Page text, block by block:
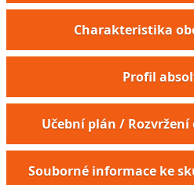
Charakteristika
Profil
Učební plán /
Souborné informace ke